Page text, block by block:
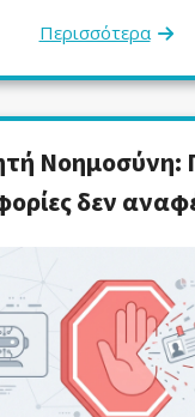
Περισσότερα
Νοημοσύνη:
δεν